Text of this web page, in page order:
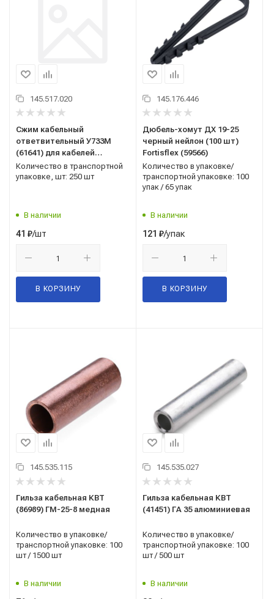
145.517.020
Сжим кабельный
ответвительный У733М
(61641) для кабелей
сечением 16-35/1.5-10
Количество в транспортной
упаковке, шт: 250 шт
В наличии
41 ₽/шт
В КОРЗИНУ
145.176.446
Дюбель-хомут ДХ 19-25
черный нейлон (100 шт)
Fortisflex (59566)
Количество в упаковке/
транспортной упаковке: 100
упак / 65 упак
В наличии
121 ₽/упак
В КОРЗИНУ
145.535.115
Гильза кабельная КВТ
(86989) ГМ-25-8 медная
Количество в упаковке/
транспортной упаковке: 100
шт / 1500 шт
В наличии
145.535.027
Гильза кабельная КВТ
(41451) ГА 35 алюминиевая
Количество в упаковке/
транспортной упаковке: 100
шт / 500 шт
В наличии